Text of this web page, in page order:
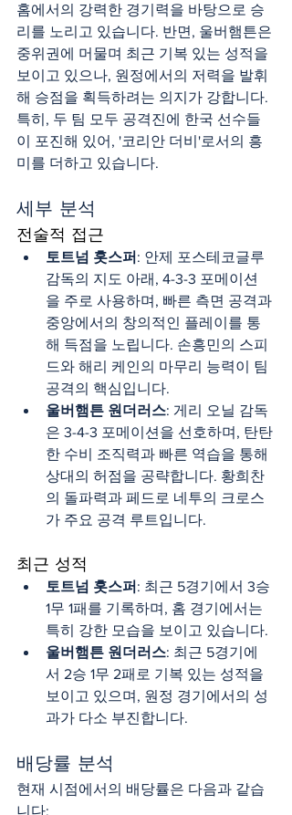
홈에서의 강력한 경기력을 바탕으로 승
리를 노리고 있습니다. 반면, 울버햄튼은
중위권에 머물며 최근 기복 있는 성적을
보이고 있으나, 원정에서의 저력을 발휘
해 승점을 획득하려는 의지가 강합니다.
특히, 두 팀 모두 공격진에 한국 선수들
이 포진해 있어, '코리안 더비'로서의 흥
미를 더하고 있습니다.
세부 분석
전술적 접근
토트넘 홋스퍼 : 안제 포스테코글루
감독의 지도 아래, 4-3-3 포메이션
을 주로 사용하며, 빠른 측면 공격과
중앙에서의 창의적인 플레이를 통
해 득점을 노립니다. 손흥민의 스피
드와 해리 케인의 마무리 능력이 팀
공격의 핵심입니다.
울버햄튼 원더러스: 게리 오닐 감독
은 3-4-3 포메이션을 선호하며, 탄탄
한 수비 조직력과 빠른 역습을 통해
상대의 허점을 공략합니다. 황희찬
의 돌파력과 페드로 네투의 크로스
가 주요 공격 루트입니다.
최근 성적
토트넘 홋스퍼 : 최근 5경기에서 3승
1무 1패를 기록하며, 홈 경기에서는
특히 강한 모습을 보이고 있습니다.
울버햄튼 원더러스: 최근 5경기에
서 2승 1무 2패로 기복 있는 성적을
보이고 있으며, 원정 경기에서의 성
과가 다소 부진합니다.
배당률 분석
현재 시점에서의 배당률은 다음과 같습
니다: